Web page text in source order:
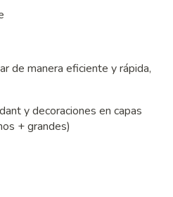
de manera eficiente y rápida,
y decoraciones en capas
+ grandes)